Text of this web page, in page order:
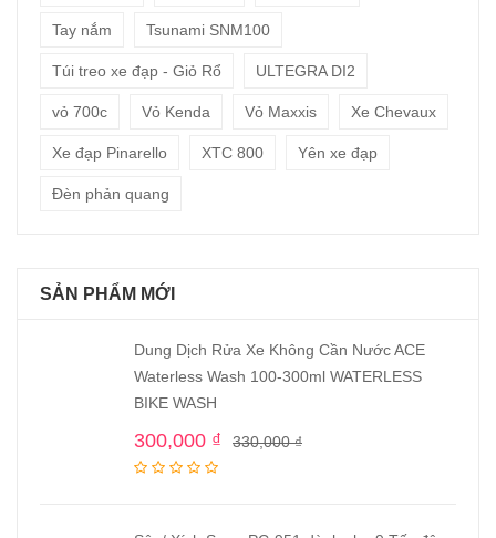
Tay nắm Tsunami SNM100
Túi treo xe đạp - Giỏ Rổ ULTEGRA DI2
vỏ 700c Vỏ Kenda Vỏ Maxxis Xe Chevaux
Xe đạp Pinarello XTC 800 Yên xe đạp
Đèn phản quang
SẢN PHẨM MỚI
Dung Dịch Rửa Xe Không Cần Nước ACE
Waterless Wash 100-300ml WATERLESS
BIKE WASH
330,000₫
300,000 ₫